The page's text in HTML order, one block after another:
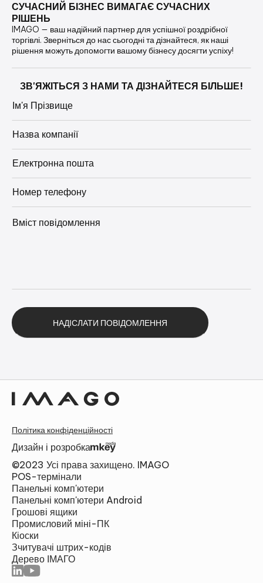
СУЧАСНИЙ БІЗНЕС ВИМАГАЄ СУЧАСНИХ
РІШЕНЬ
IMAGO — ваш надійний партнер для успішної роздрібної
торгівлі. Зверніться до нас сьогодні та дізнайтеся, як наші
рішення можуть допомогти вашому бізнесу досягти успіху!
ЗВ'ЯЖІТЬСЯ З НАМИ ТА ДІЗНАЙТЕСЯ БІЛЬШЕ!
Політика конфіденційності
Дизайн і розробка
©2023 Усі права захищено. IMAGO
POS-термінали
Панельні комп'ютери
Панельні комп'ютери Android
Грошові ящики
Промисловий міні-ПК
Кіоски
Зчитувачі штрих-кодів
Дерево ІМАГО